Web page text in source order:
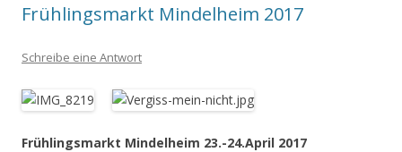
Frühlingsmarkt Mindelheim 2017
Schreibe eine Antwort
Frühlingsmarkt Mindelheim 23.-24.April 2017